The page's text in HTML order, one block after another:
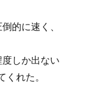
的に速く、
しか出ない
れた。